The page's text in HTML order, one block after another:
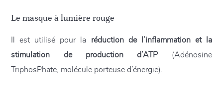
Le masque à lumière rouge
Il est utilisé pour la réduction de l’inflammation et la
stimulation de production d’ATP (Adénosine
TriphosPhate, molécule porteuse d’énergie).